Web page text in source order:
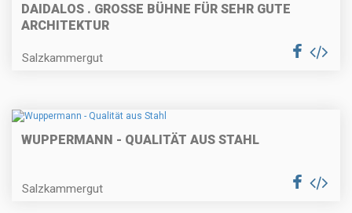
DAIDALOS . GROSSE BÜHNE FÜR SEHR GUTE A
RCHITEKTUR
Salzkammergut
WUPPERMANN - QUALITÄT AUS STAHL
Salzkammergut